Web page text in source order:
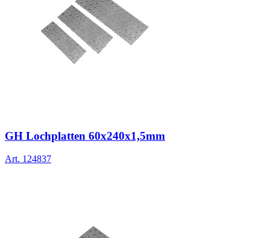
GH Lochplatten 60x240x1,5mm
Art. 124837